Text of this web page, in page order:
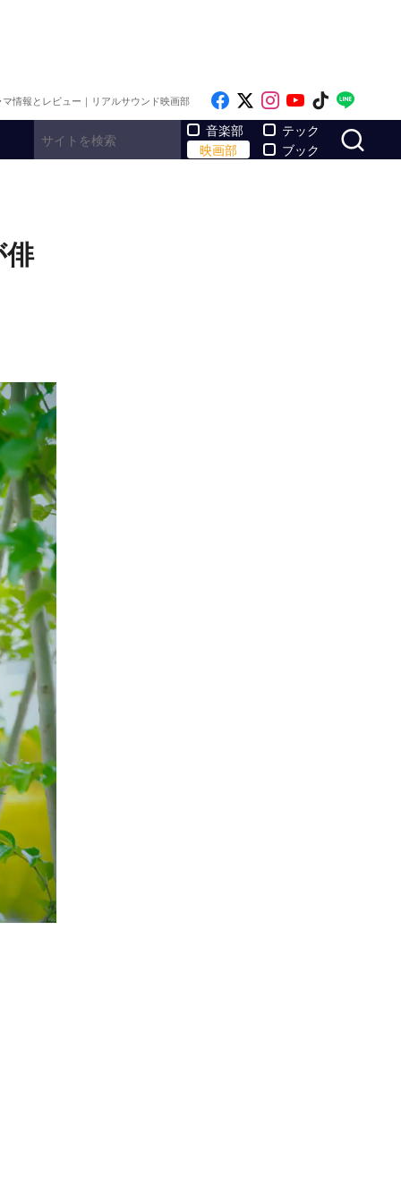
情報とレビュー｜リアルサウンド映画部 Like on Facebook
Follow on x
Follow on
Follow on
Follow
音楽部
映画部
テック
ブック